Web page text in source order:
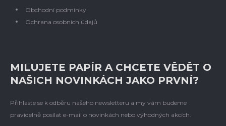
Obchodní podmínky
Ochrana osobních údajů
MILUJETE PAPÍR A CHCETE VĚDĚT O
NAŠICH NOVINKÁCH JAKO PRVNÍ?
Přihlaste se k odběru našeho newsletteru a my vám budeme
pravidelně posílat e-mail o novinkách nebo výhodných akcích.